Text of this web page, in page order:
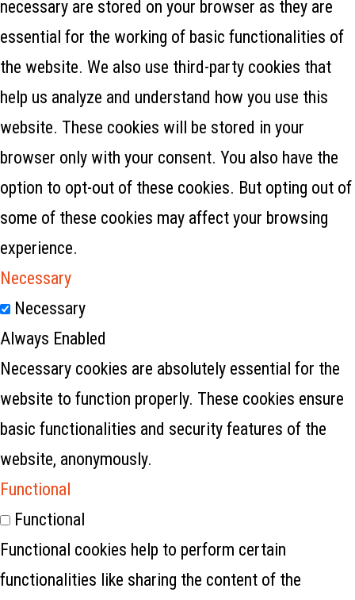
necessary are stored on your browser as they are
essential for the working of basic functionalities of
the website. We also use third-party cookies that
help us analyze and understand how you use this
website. These cookies will be stored in your
browser only with your consent. You also have the
option to opt-out of these cookies. But opting out of
some of these cookies may affect your browsing
experience.
Necessary
Necessary
Always Enabled
Necessary cookies are absolutely essential for the
website to function properly. These cookies ensure
basic functionalities and security features of the
website, anonymously.
Functional
Functional
Functional cookies help to perform certain
functionalities like sharing the content of the